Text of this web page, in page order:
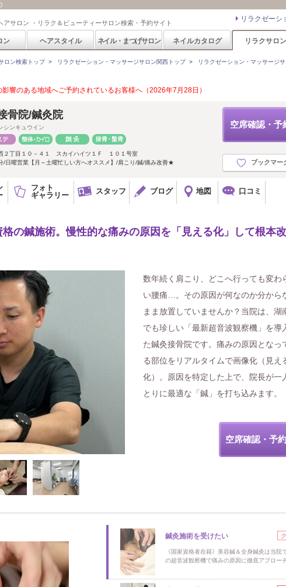
アサロン ・リラク＆ビューティーサロン検索・予約サイト リラクゼーシ
ン ヘアスタイル ネイル・まつげサロン ネイルカタログ リラクサロン
ロン検索トップ> リラクゼーション・マッサージサロン関西トップ>
リラクゼーション・マッサージ
響のある地域へご予約されているお客様へ（2026年7月28日）
空席確認・予
ブックマー
骨院/鍼灸院
シンキュウイン
２丁目１０－４１ スカイハイツ１Ｆ １０１号室
/日曜営業【月～土曜忙しい方へオススメ】/肩こり/鍼/痛み改善★
フォト
ギャラリー
スタッフ ブログ 地図 口コミ
の鍼施術。慢性的な痛みの原因を「見える化」して根本
数年続く肩こり、どこへ行っても変わ
い腰痛…。その原因が何なのか分から
まま放置していませんか？当院は、湖
でも珍しい「最新超音波観察機」を導
た鍼灸接骨院です。痛みの原因となっ
る部位をリアルタイムで画像化（見え
化）。原因を特定した上で、院長が一
とりに最適な「鍼」を打ち込みます。
空席確認・予
鍼灸施術を受けたい
《国家資格者在籍》美容鍼＆全身鍼灸は当院
の超音波観察機で痛みの原因に徹底アプロー